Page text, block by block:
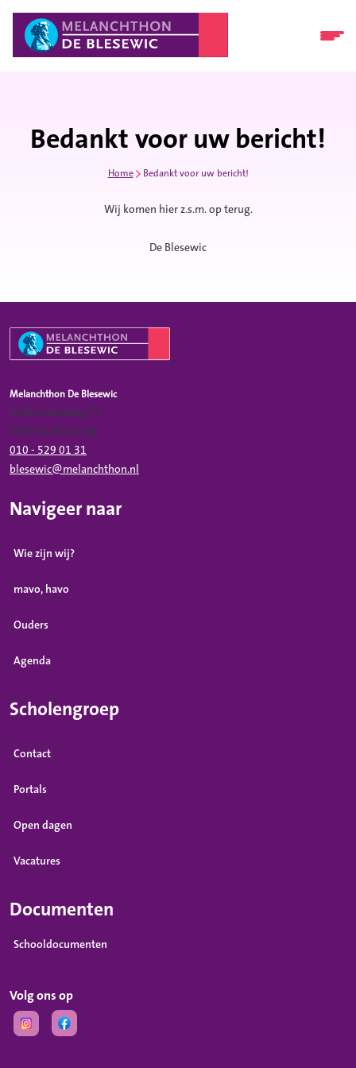
Bedankt voor uw bericht!
Home Bedankt voor uw bericht!
Wij komen hier z.s.m. op terug.
De Blesewic
Melanchthon De Blesewic
Hoekeindseweg 7a
2665 KA Bleiswijk
010 - 529 01 31
blesewic@melanchthon.nl
Navigeer naar
Wie zijn wij?
mavo, havo
Ouders
Agenda
Scholengroep
Contact
Portals
Open dagen
Vacatures
Documenten
Schooldocumenten
Volg ons op
(Opent in een nieuw tabblad)